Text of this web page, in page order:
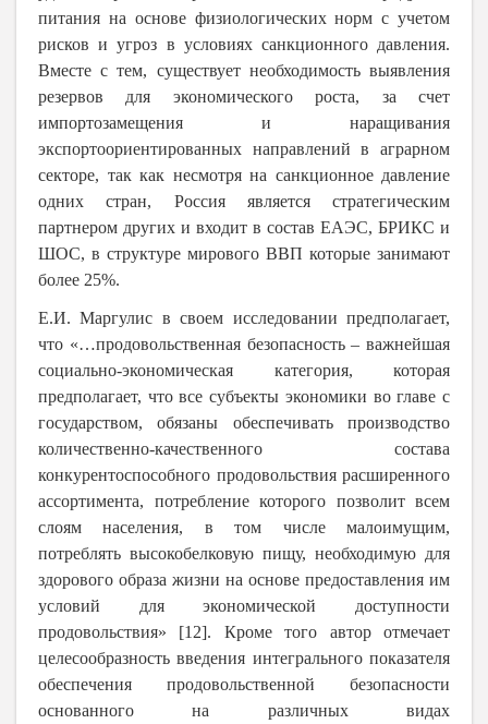
питания на основе физиологических норм с учетом
рисков и угроз в условиях санкционного давления.
Вместе с тем, существует необходимость выявления
резервов для экономического роста, за счет
импортозамещения и наращивания
экспортоориентированных направлений в аграрном
секторе, так как несмотря на санкционное давление
одних стран, Россия является стратегическим
партнером других и входит в состав ЕАЭС, БРИКС и
ШОС, в структуре мирового ВВП которые занимают
более 25%.
Е.И. Маргулис в своем исследовании предполагает,
что «…продовольственная безопасность – важнейшая
социально-экономическая категория, которая
предполагает, что все субъекты экономики во главе с
государством, обязаны обеспечивать производство
количественно-качественного состава
конкурентоспособного продовольствия расширенного
ассортимента, потребление которого позволит всем
слоям населения, в том числе малоимущим,
потреблять высокобелковую пищу, необходимую для
здорового образа жизни на основе предоставления им
условий для экономической доступности
продовольствия» [12]. Кроме того автор отмечает
целесообразность введения интегрального показателя
обеспечения продовольственной безопасности
основанного на различных видах